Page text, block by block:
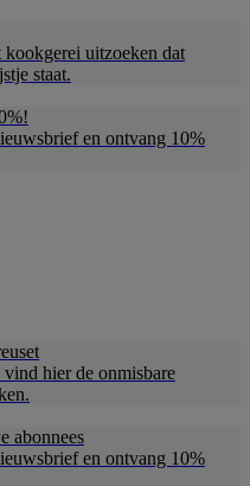
uitzoeken dat
staat.
en ontvang 10%
hier de onmisbare
abonnees
en ontvang 10%